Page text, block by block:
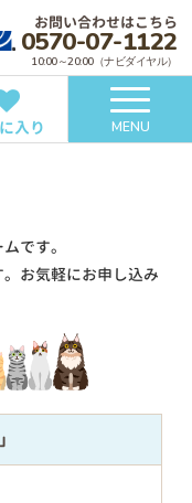
お問い合わせはこちら
0570-07-1122
10:00～20:00（ナビダイヤル）
入り MENU
です。
お気軽にお申し込み